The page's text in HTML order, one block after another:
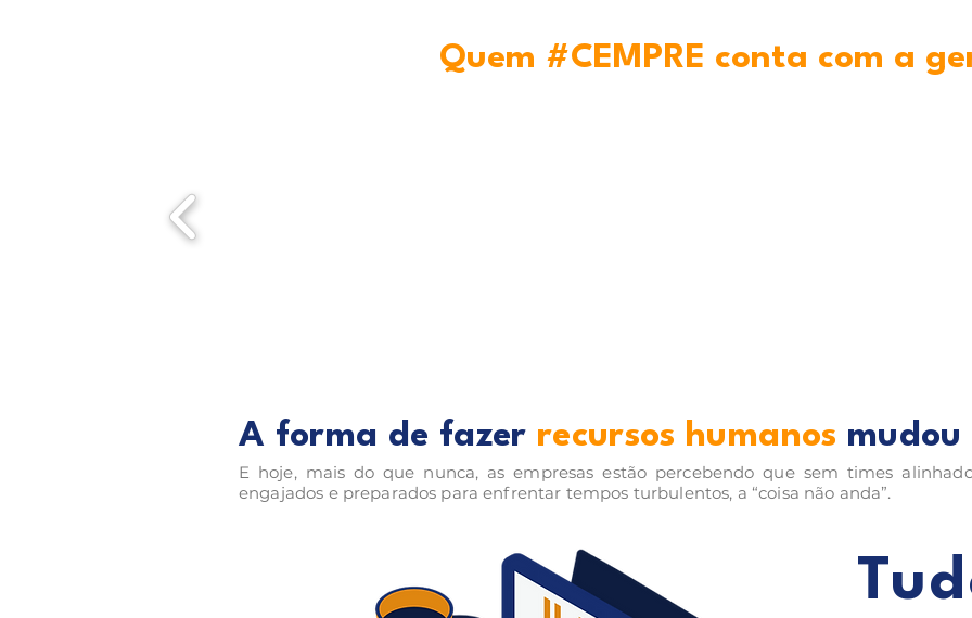
Quem #CEMPRE conta com a
A forma de fazer recursos humanos mudou
E hoje, mais do que nunca, as empresas estão percebendo que sem times
engajados e preparados para enfrentar tempos turbulentos, a “coisa não anda”.